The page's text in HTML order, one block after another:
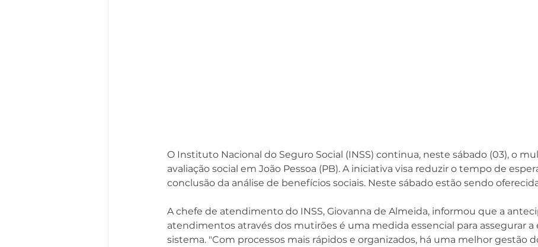
O Instituto Nacional do Seguro Social (INSS) continua, neste sábado (03), o
avaliação social em João Pessoa (PB). A iniciativa visa reduzir o tempo de
conclusão da análise de benefícios sociais. Neste sábado estão sendo
A chefe de atendimento do INSS, Giovanna de Almeida, informou que a
atendimentos através dos mutirões é uma medida essencial para assegurar a
sistema. "Com processos mais rápidos e organizados, há uma melhor gestão